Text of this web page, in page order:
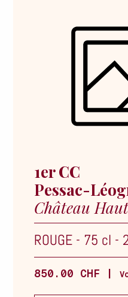
1er CC
Pessac-
Château
ROUGE - 75 cl -
850.00 CHF |